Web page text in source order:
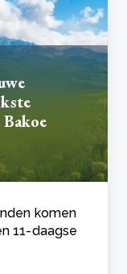
komen
11-daagse